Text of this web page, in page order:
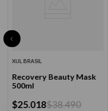
XUL BRASIL
Recovery Beauty Mask
500ml
$25.018$38.490